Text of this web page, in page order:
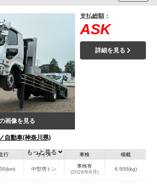
画像を見る
自動車(神奈川県)
支払総額：
ASK
詳細を見る
行 サイズ
中型増トン
車検
車検有
(2026年8月)
積載
6,500(kg)
もっと見る